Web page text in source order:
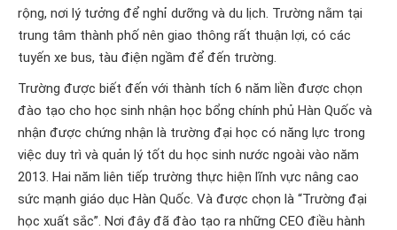
rộng, nơi lý tưởng để nghỉ dưỡng và du lịch. Trường nằm tại
trung tâm thành phố nên giao thông rất thuận lợi, có các
tuyến xe bus, tàu điện ngầm để đến trường.
Trường được biết đến với thành tích 6 năm liền được chọn
đào tạo cho học sinh nhận học bổng chính phủ Hàn Quốc và
nhận được chứng nhận là trường đại học có năng lực trong
việc duy trì và quản lý tốt du học sinh nước ngoài vào năm
2013. Hai năm liên tiếp trường thực hiện lĩnh vực nâng cao
sức mạnh giáo dục Hàn Quốc. Và được chọn là “Trường đại
học xuất sắc”. Nơi đây đã đào tạo ra những CEO điều hành